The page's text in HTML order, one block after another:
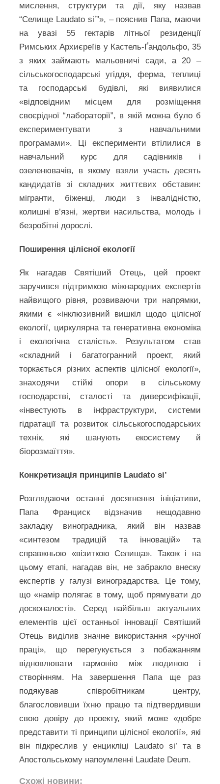
мислення, структури та дії, яку назвав
“Селище Laudato siʼ”», – пояснив Папа, маючи
на увазі 55 гектарів літньої резиденції
Римських Архиєреїів у Кастель-Ґандольфо, 35
з яких займають мальовничі сади, а 20 –
сільськогосподарські угіддя, ферма, теплиці
та господарські будівлі, які виявилися
«відповідним місцем для розміщення
своєрідної “лабораторії”, в якій можна було б
експериментувати з навчальними
програмами». Ці експерименти втілилися в
навчальний курс для садівників і
озеленювачів, в якому взяли участь десять
кандидатів зі складних життєвих обставин:
мігранти, біженці, люди з інвалідністю,
колишні в’язні, жертви насильства, молодь і
безробітні дорослі.
Поширення цілісної екології
Як нагадав Святіший Отець, цей проект
заручився підтримкою міжнародних експертів
найвищого рівня, розвиваючи три напрямки,
якими є «інклюзивний вишкіл щодо цілісної
екології, циркулярна та генеративна економіка
і екологічна сталість». Результатом став
«складний і багатогранний проект, який
торкається різних аспектів цілісної екології»,
знаходячи стійкі опори в сільському
господарстві, сталості та диверсифікації,
«інвестують в інфраструктури, системи
гідратації та розвиток сільськогосподарських
технік, які шанують екосистему й
біорозмаїття».
Конкретизація принципів Laudato si’
Розглядаючи останні досягнення ініціативи,
Папа Франциск відзначив нещодавню
закладку виноградника, який він назвав
«синтезом традицій та інновацій» та
справжньою «візиткою Селища». Також і на
цьому етапі, нагадав він, не забракло внеску
експертів у галузі виноградарства. Це тому,
що «намір полягає в тому, щоб прямувати до
досконалості». Серед найбільш актуальних
елементів цієї останньої інновації Святіший
Отець виділив значне використання «ручної
праці», що перегукується з побажанням
відновлювати гармонію між людиною і
створінням. На завершення Папа ще раз
подякував співробітникам центру,
благословивши їхню працю та підтвердивши
свою довіру до проекту, який може «добре
представити ті принципи цілісної екології», які
він підкреслив у енцикліці Laudato si’ та в
Апостольському напоумленні Laudate Deum.
Схожі новини: